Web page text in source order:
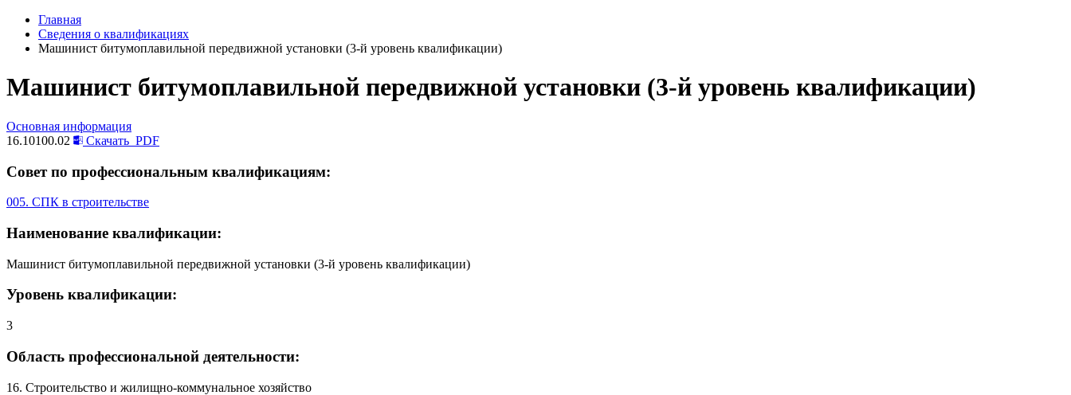
Главная
Сведения о квалификациях
Машинист битумоплавильной передвижной установки (3-й уровень квалификации)
Машинист битумоплавильной передвижной установки (3-й уровень квалификации)
Основная информация
16.10100.02
Скачать PDF
Совет по профессиональным квалификациям:
005. СПК в строительстве
Наименование квалификации:
Машинист битумоплавильной передвижной установки (3-й уровень квалификации)
Уровень квалификации:
3
Область профессиональной деятельности:
16. Строительство и жилищно-коммунальное хозяйство